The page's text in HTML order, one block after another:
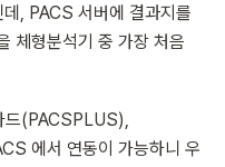
, PACS 서버에 결과지를
체형분석기 중 가장 처음
(PACSPLUS),
에서 연동이 가능하니 우